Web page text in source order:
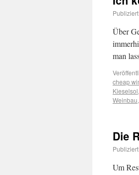
Über
man
cheap
Kieselsol,
Weinbau,
Die
Um